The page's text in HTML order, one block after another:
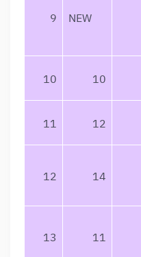
9 NEW
10 10
11 12
12 14
13 11